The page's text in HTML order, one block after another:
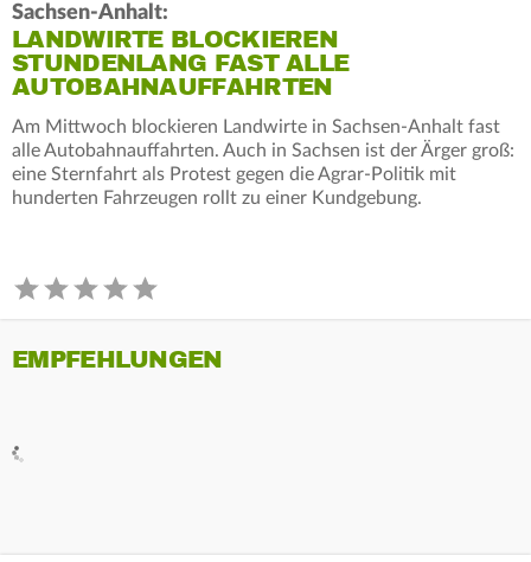
Sachsen-Anhalt:
LANDWIRTE BLOCKIEREN
STUNDENLANG FAST ALLE
AUTOBAHNAUFFAHRTEN
Am Mittwoch blockieren Landwirte in Sachsen-Anhalt fast
alle Autobahnauffahrten. Auch in Sachsen ist der Ärger groß:
eine Sternfahrt als Protest gegen die Agrar-Politik mit
hunderten Fahrzeugen rollt zu einer Kundgebung.
EMPFEHLUNGEN